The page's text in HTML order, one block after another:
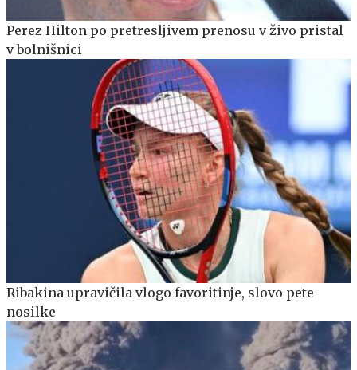
Perez Hilton po pretresljivem prenosu v živo pristal
v bolnišnici
Ribakina upravičila vlogo favoritinje, slovo pete
nosilke